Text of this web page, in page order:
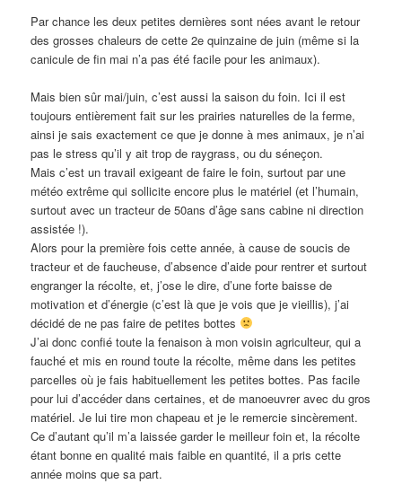
Par chance les deux petites dernières sont nées avant le retour
des grosses chaleurs de cette 2e quinzaine de juin (même si la
canicule de fin mai n’a pas été facile pour les animaux).
Mais bien sûr mai/juin, c’est aussi la saison du foin. Ici il est
toujours entièrement fait sur les prairies naturelles de la ferme,
ainsi je sais exactement ce que je donne à mes animaux, je n’ai
pas le stress qu’il y ait trop de raygrass, ou du séneçon.
Mais c’est un travail exigeant de faire le foin, surtout par une
météo extrême qui sollicite encore plus le matériel (et l’humain,
surtout avec un tracteur de 50ans d’âge sans cabine ni direction
assistée !).
Alors pour la première fois cette année, à cause de soucis de
tracteur et de faucheuse, d’absence d’aide pour rentrer et surtout
engranger la récolte, et, j’ose le dire, d’une forte baisse de
motivation et d’énergie (c’est là que je vois que je vieillis), j’ai
décidé de ne pas faire de petites bottes
J’ai donc confié toute la fenaison à mon voisin agriculteur, qui a
fauché et mis en round toute la récolte, même dans les petites
parcelles où je fais habituellement les petites bottes. Pas facile
pour lui d’accéder dans certaines, et de manoeuvrer avec du gros
matériel. Je lui tire mon chapeau et je le remercie sincèrement.
Ce d’autant qu’il m’a laissée garder le meilleur foin et, la récolte
étant bonne en qualité mais faible en quantité, il a pris cette
année moins que sa part.